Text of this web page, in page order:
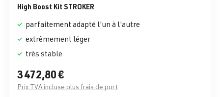
High Boost Kit STROKER
parfaitement adapté l'un à l'autre
extrêmement léger
très stable
3 472,80 €
Prix TVA incluse plus frais de port